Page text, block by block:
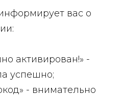
вас о
активирован!» -
успешно;
- внимательно